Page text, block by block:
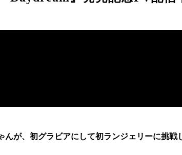
んが、初グラビアにして初ランジェリーに挑戦